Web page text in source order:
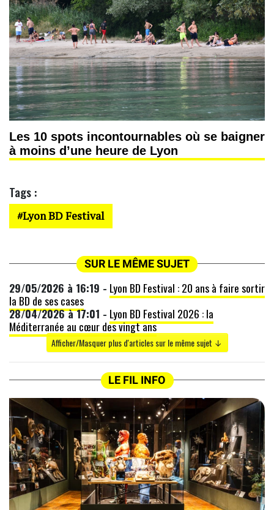
Les 10 spots incontournables où se baigner
à moins d’une heure de Lyon
Tags :
Lyon BD Festival
SUR LE MÊME SUJET
29/05/2026 à 16:19 - Lyon BD Festival : 20 ans à faire sortir
la BD de ses cases
28/04/2026 à 17:01 - Lyon BD Festival 2026 : la
Méditerranée au cœur des vingt ans
Afficher/Masquer plus d'articles sur le même sujet ↓
LE FIL INFO